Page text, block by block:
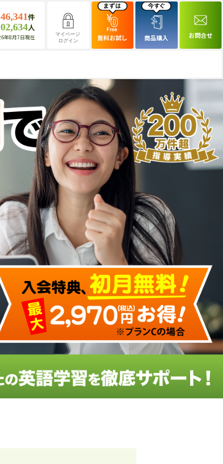
件
人
年8月7日現在
マイページ
ログイン
無料お試し 商品購入 お問合せ